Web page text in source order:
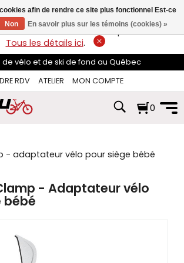
sur les commandes de plus de 74$*.
Tous les détails ici.
de vélo et de ski de fond au Québec
RDV
ATELIER MON COMPTE
0
- adaptateur vélo pour siège bébé
- Adaptateur vélo
bébé
afin de rendre ce site plus fonctionnel Est-ce
Non En savoir plus sur les témoins (cookies) »